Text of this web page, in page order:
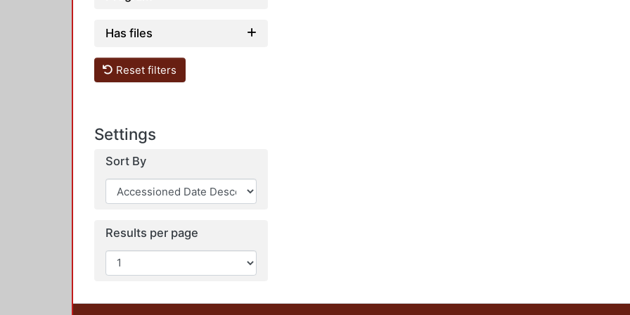
Has files
Reset filters
Settings
Sort By
Results per page